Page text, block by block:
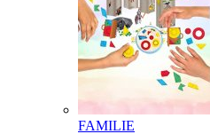
FAMILIE